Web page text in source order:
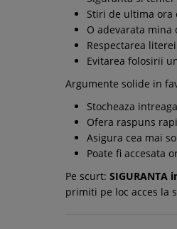
Stiri de ultima ora
O adevarata
Respectarea
Evitarea folosirii
Argumente solide in
Stocheaza
Ofera raspuns
Asigura cea mai
Poate fi accesata
Pe scurt: SIGURANTA
primiti pe loc acces la